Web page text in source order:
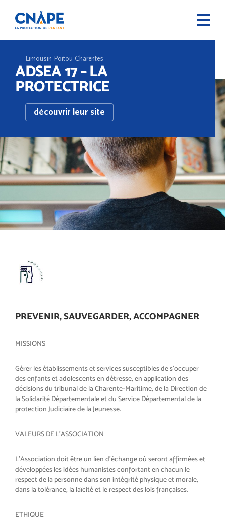
Limousin-Poitou-Charentes
ADSEA 17 – LA
PROTECTRICE
découvrir leur site
PREVENIR, SAUVEGARDER, ACCOMPAGNER
MISSIONS
Gérer les établissements et services susceptibles de s'occuper
des enfants et adolescents en détresse, en application des
décisions du tribunal de la Charente-Maritime, de la Direction de
la Solidarité Départementale et du Service Départemental de la
protection Judiciaire de la Jeunesse.
VALEURS DE L'ASSOCIATION
L'Association doit être un lien d'échange où seront affirmées et
développées les idées humanistes confortant en chacun le
respect de la personne dans son intégrité physique et morale,
dans la tolérance, la laïcité et le respect des lois françaises.
ETHIQUE